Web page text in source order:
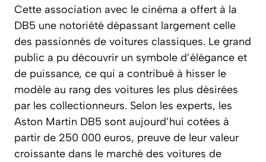
Cette association avec le cinéma a offert à la
DB5 une notoriété dépassant largement celle
des passionnés de voitures classiques. Le grand
public a pu découvrir un symbole d’élégance et
de puissance, ce qui a contribué à hisser le
modèle au rang des voitures les plus désirées
par les collectionneurs. Selon les experts, les
Aston Martin DB5 sont aujourd’hui cotées à
partir de 250 000 euros, preuve de leur valeur
croissante dans le marché des voitures de